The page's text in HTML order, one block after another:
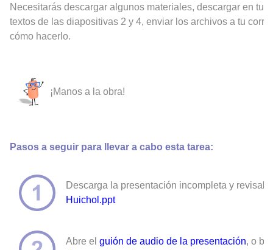
Necesitarás descargar algunos materiales, descargar en
textos de las diapositivas 2 y 4, enviar los archivos a tu
cómo hacerlo.
¡Manos a la obra!
Pasos a seguir para llevar a cabo esta tarea:
Descarga la presentación incompleta y
Huichol.ppt
Abre el guión de audio de la presentación, o